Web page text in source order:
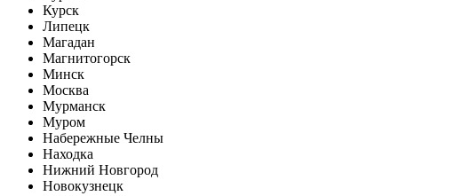
Курск
Липецк
Магадан
Магнитогорск
Минск
Москва
Мурманск
Муром
Набережные Челны
Находка
Нижний Новгород
Новокузнецк